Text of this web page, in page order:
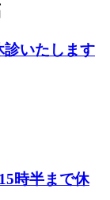
診いたします
時半まで休